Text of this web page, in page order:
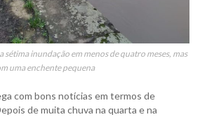
sétima inundação em menos de quatro meses, mas
uma enchente pequena
com bons notícias em termos de
de muita chuva na quarta e na